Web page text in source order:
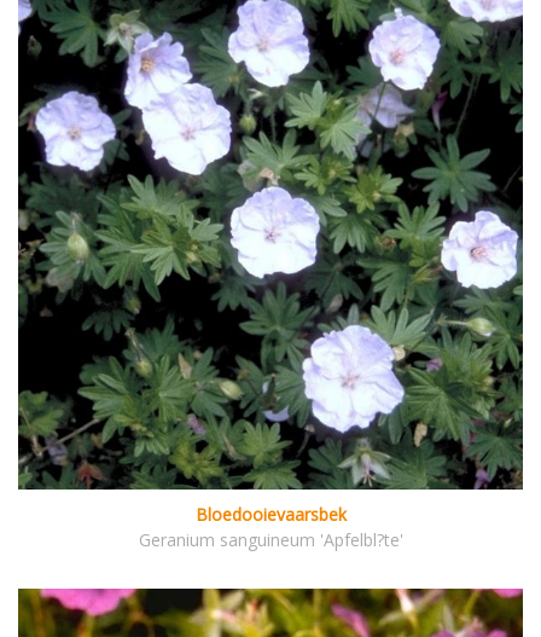
Bloedooievaarsbek
Geranium sanguineum 'Apfelbl?te'